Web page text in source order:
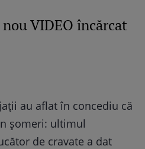
VIDEO încărcat
au aflat în concediu că
șomeri: ultimul
de cravate a dat